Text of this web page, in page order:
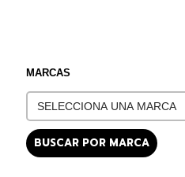
MARCAS